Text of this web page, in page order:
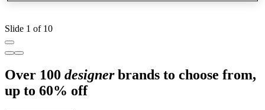
Slide 1 of 10
Over 100 designerbrands to choose from,
up to 60% off